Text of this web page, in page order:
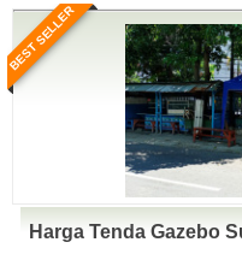
BEST SELLER
Harga Tenda Gazebo